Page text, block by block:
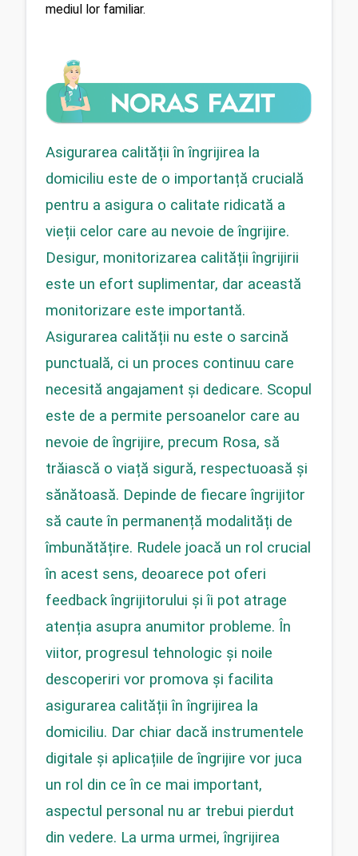
mediul lor familiar.
Asigurarea calității în îngrijirea la
domiciliu este de o importanță crucială
pentru a asigura o calitate ridicată a
vieții celor care au nevoie de îngrijire.
Desigur, monitorizarea calității îngrijirii
este un efort suplimentar, dar această
monitorizare este importantă.
Asigurarea calității nu este o sarcină
punctuală, ci un proces continuu care
necesită angajament și dedicare. Scopul
este de a permite persoanelor care au
nevoie de îngrijire, precum Rosa, să
trăiască o viață sigură, respectuoasă și
sănătoasă. Depinde de fiecare îngrijitor
să caute în permanență modalități de
îmbunătățire. Rudele joacă un rol crucial
în acest sens, deoarece pot oferi
feedback îngrijitorului și îi pot atrage
atenția asupra anumitor probleme. În
viitor, progresul tehnologic și noile
descoperiri vor promova și facilita
asigurarea calității în îngrijirea la
domiciliu. Dar chiar dacă instrumentele
digitale și aplicațiile de îngrijire vor juca
un rol din ce în ce mai important,
aspectul personal nu ar trebui pierdut
din vedere. La urma urmei, îngrijirea